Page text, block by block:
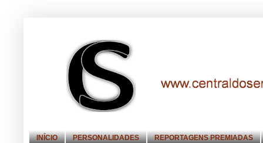
INÍCIO PERSONALIDADES REPORTAGENS PREMIADAS